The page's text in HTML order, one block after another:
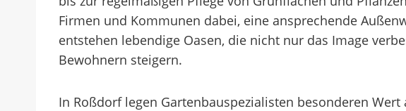
Firmen und Kommunen dabei, eine ansprechende
entstehen lebendige Oasen, die nicht nur das Image
Bewohnern steigern.
In Roßdorf legen Gartenbauspezialisten besonderen